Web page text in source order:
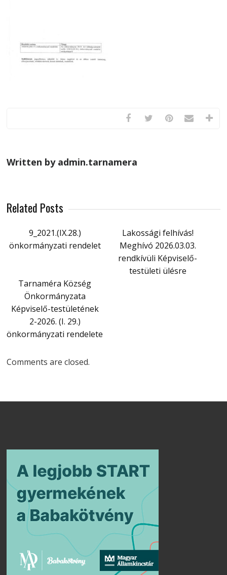
Written by admin.tarnamera
Related Posts
9_2021.(IX.28.)
önkormányzati rendelet
Lakossági felhívás!
Meghívó 2026.03.03.
rendkívüli Képviselő-
testületi ülésre
Tarnaméra Község
Önkormányzata
Képviselő-testületének
2-2026. (I. 29.)
önkormányzati rendelete
Comments are closed.